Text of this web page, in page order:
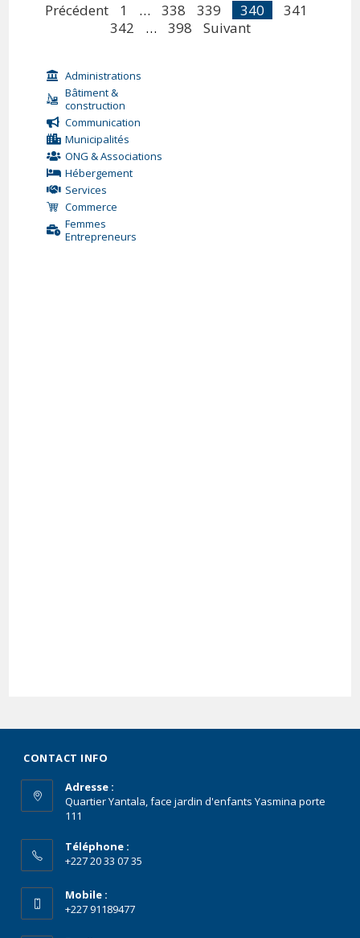
Précédent 1 … 338 339 340
341
342
… 398 Suivant
Administrations
Bâtiment &
construction
Communication
Municipalités
ONG & Associations
Hébergement
Services
Commerce
Femmes
Entrepreneurs
CONTACT INFO
Adresse :
Quartier Yantala, face jardin d'enfants Yasmina porte
111
Téléphone :
+227 20 33 07 35
Mobile :
+227 91189477